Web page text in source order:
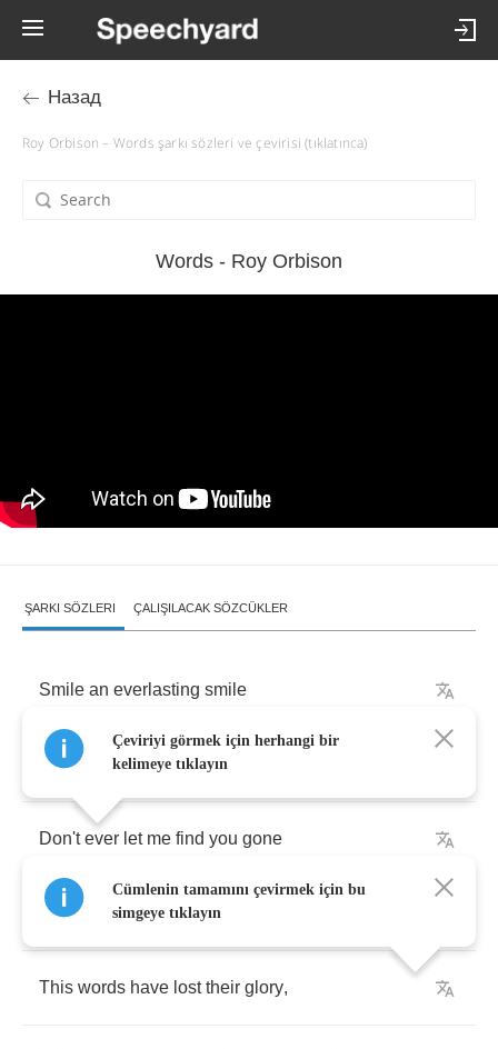
Назад
Roy Orbison – Words şarkı sözleri ve çevirisi (tıklatınca)
Words - Roy Orbison
ŞARKI SÖZLERI ÇALIŞILACAK SÖZCÜKLER
Smile an everlasting smile
A smile can bring you near
Don't ever let me find you gone
'Cause that could bring
This words have lost their glory,
Çeviriyi görmek için herhangi bir
kelimeye tıklayın
Cümlenin tamamını çevirmek için bu
simgeye tıklayın